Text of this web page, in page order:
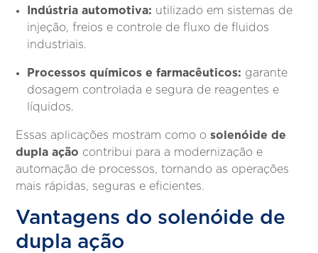
Indústria automotiva: utilizado em sistemas de
injeção, freios e controle de fluxo de fluidos
industriais.
Processos químicos e farmacêuticos: garante
dosagem controlada e segura de reagentes e
líquidos.
Essas aplicações mostram como osolenóide de
dupla ação contribui para a modernização e
automação de processos, tornando as operações
mais rápidas, seguras e eficientes.
Vantagens do solenóide de
dupla ação